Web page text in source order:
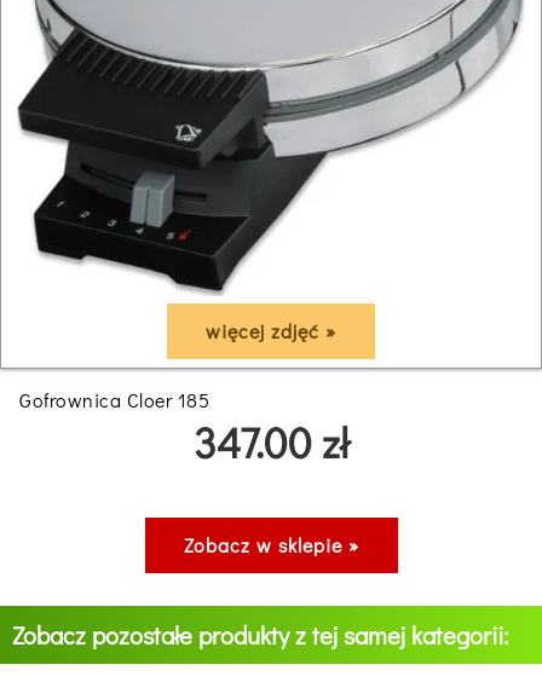
więcej zdjęć »
Gofrownica Cloer 185
347.00 zł
Zobacz w sklepie »
Zobacz pozostałe produkty z tej samej kategorii: